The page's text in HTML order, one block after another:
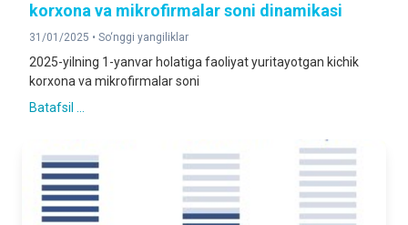
korxona va mikrofirmalar soni dinamikasi
31/01/2025 • So‘nggi yangiliklar
2025-yilning 1-yanvar holatiga faoliyat yuritayotgan kichik
korxona va mikrofirmalar soni
Batafsil ...